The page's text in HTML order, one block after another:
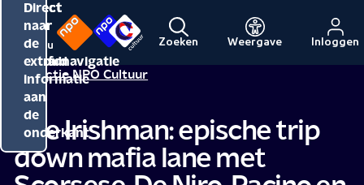
Direct
naar
de
inhoud
Direct
naar
de
hoofdnavigatie
Direct
naar
de
extra
informatie
aan
de
onderkant
Menu
Naar
de
NPO
Naar
de
NPO
Cultuur
Zoeken Weergave Inloggen
Redactie NPO Cultuur
The Irishman: epische trip
down mafia lane met